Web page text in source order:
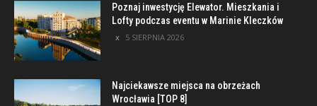
Poznaj inwestycję Elewator. Mieszkania i
Lofty podczas eventu w Marinie Kleczków
5 SIERPNIA 2026
Najciekawsze miejsca na obrzeżach
Wrocławia [TOP 8]